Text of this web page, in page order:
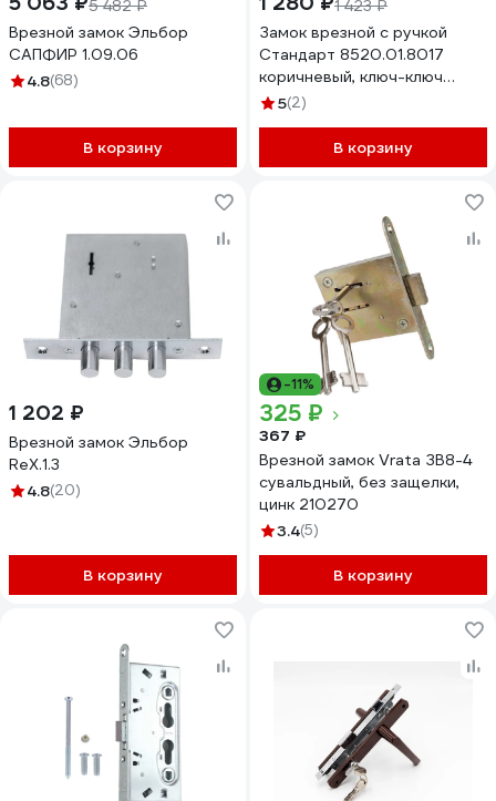
5 482 ₽
Врезной замок Эльбор
САПФИР 1.09.06
4.8(68)
В корзину
1 423 ₽
Замок врезной с ручкой
Стандарт 8520.01.8017
коричневый, ключ-ключ
17659
5(2)
В корзину
1 202 ₽
Врезной замок Эльбор
ReX.1.3
4.8(20)
В корзину
-11%
325 ₽
367 ₽
Врезной замок Vrata ЗВ8-4
сувальдный, без защелки,
цинк 210270
3.4(5)
В корзину